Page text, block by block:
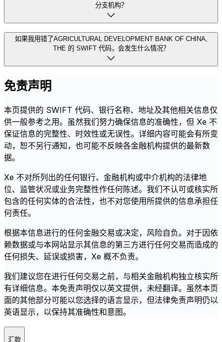
分支机构？
如果我用错了AGRICULTURAL DEVELOPMENT BANK OF CHINA,
THE 的 SWIFT 代码，会发生什么情况？
免责声明
本页提供的 SWIFT 代码、银行名称、地址及其他相关信息仅
供一般参考之用。虽然我们努力确保信息的准确性，但 Xe 不
保证信息的完整性、时效性或无误性。详细内容可能会有所变
动，恕不另行通知，也可能不反映各金融机构提供的最新数
据。
Xe 不对所列出的任何银行、金融机构或中介机构的法律地
位、监管状况或业务完整性作任何陈述。我们不认可或核实所
包含的任何实体的合法性，也不对您使用所提供的信息承担任
何责任。
根据本信息进行的任何金融交易或决定，风险自负。对于因依
赖数据或与本网站显示其信息的第三方进行任何交易而造成的
任何损失、延误或损害，Xe 概不负责。
我们建议您在进行任何交易之前，与相关金融机构独立核实所
有详细信息。本免责声明仅以英文提供，未经翻译。虽然本页
面的其他部分可能以您选择的语言显示，但法律免责声明仍以
英语显示，以保持其准确性和意图。
汇款